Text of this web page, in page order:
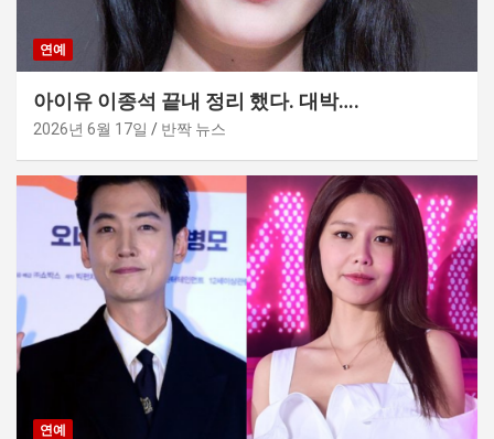
연예
아이유 이종석 끝내 정리 했다. 대박….
2026년 6월 17일 반짝 뉴스
연예